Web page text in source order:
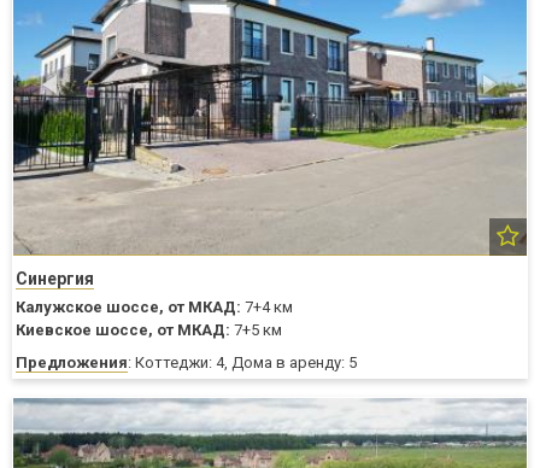
Синергия
Калужское шоссе, от МКАД: 7+4 км
Киевское шоссе, от МКАД: 7+5 км
Предложения: Коттеджи: 4, Дома в аренду: 5